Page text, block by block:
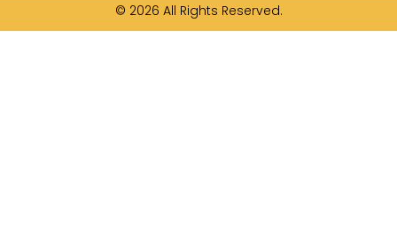
© 2026 All Rights Reserved.